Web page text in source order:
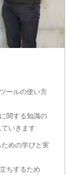
ールの使い方
関する知識の
いきます
めの学びと実
ちするため